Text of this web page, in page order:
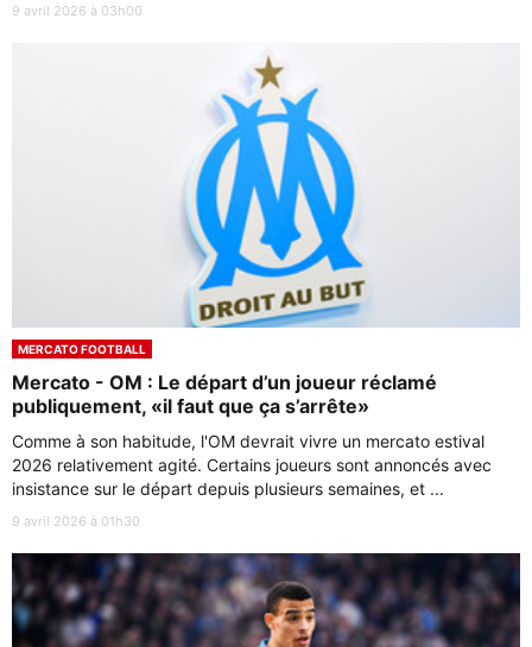
9 avril 2026 à 03h00
MERCATO FOOTBALL
Mercato - OM : Le départ d’un joueur réclamé
publiquement, «il faut que ça s’arrête»
Comme à son habitude, l'OM devrait vivre un mercato estival
2026 relativement agité. Certains joueurs sont annoncés avec
insistance sur le départ depuis plusieurs semaines, et ...
9 avril 2026 à 01h30